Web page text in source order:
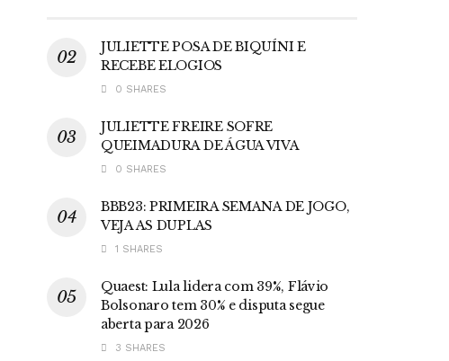
JULIETTE POSA DE BIQUÍNI E
RECEBE ELOGIOS
0 SHARES
JULIETTE FREIRE SOFRE
QUEIMADURA DE ÁGUA VIVA
0 SHARES
BBB23: PRIMEIRA SEMANA DE JOGO,
VEJA AS DUPLAS
1 SHARES
Quaest: Lula lidera com 39%, Flávio
Bolsonaro tem 30% e disputa segue
aberta para 2026
3 SHARES